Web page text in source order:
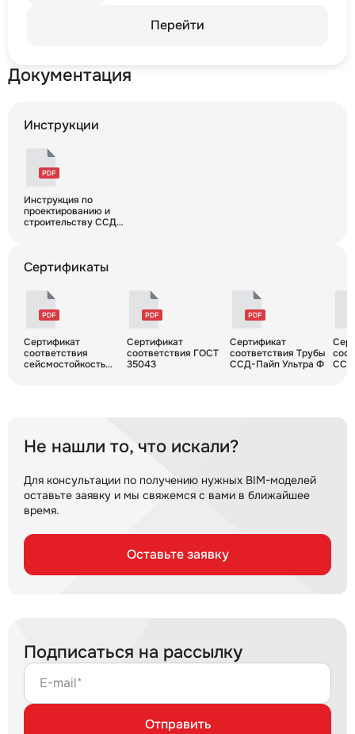
гофрированная спиральная
ультрафиолетостойкая, не
Перейти
Документация
Инструкции
Инструкция по
проектированию и
строительству ССД-
Сертификаты
Сертификат
соответствия
сейсмостойкость
Сертификат
соответствия ГОСТ
35043
Сертификат
соответствия Трубы
ССД-Пайп Ультра Ф
Не нашли то, что искали?
Для консультации по получению нужных BIM-моделей
оставьте заявку и мы свяжемся с вами в ближайшее
время.
Оставьте заявку
Подписаться на рассылку
E-mail*
Отправить